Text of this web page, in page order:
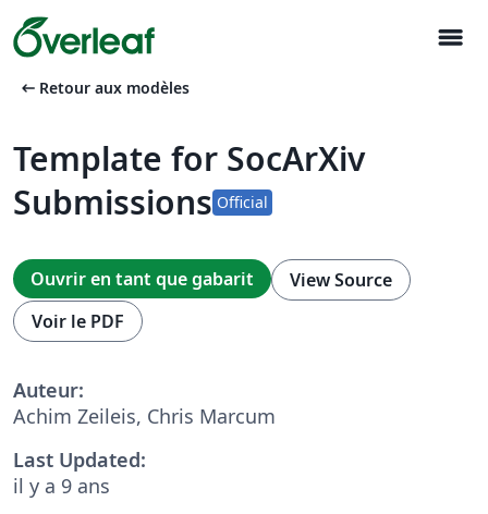
menu
arrow_left_alt Retour aux modèles
Template for SocArXiv
Submissions Official
Ouvrir en tant que gabarit
View Source
Voir le PDF
Auteur:
Achim Zeileis, Chris Marcum
Last Updated:
il y a 9 ans